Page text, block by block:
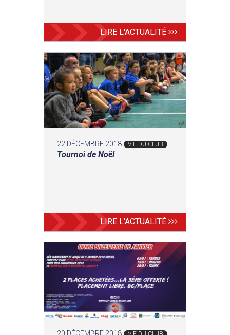
LIRE L'ACTUALITÉ
22 DÉCEMBRE 2018 VIE DU CLUB
Tournoi de Noël
LIRE L'ACTUALITÉ